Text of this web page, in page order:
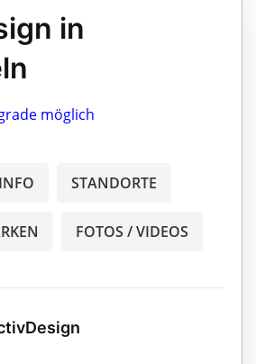
in
möglich
INFO STANDORTE
FOTOS / VIDEOS